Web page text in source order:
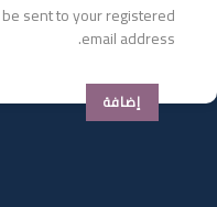
sent to your registered
email address.